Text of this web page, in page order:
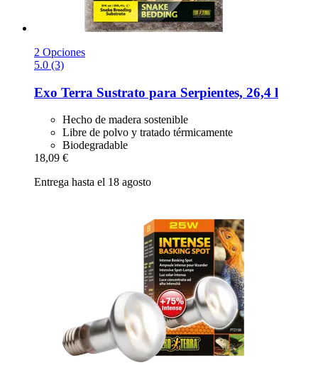
2 Opciones
5.0 (3)
Exo Terra Sustrato para Serpientes, 26,4 l
Hecho de madera sostenible
Libre de polvo y tratado térmicamente
Biodegradable
18,09 €
Entrega hasta el 18 agosto